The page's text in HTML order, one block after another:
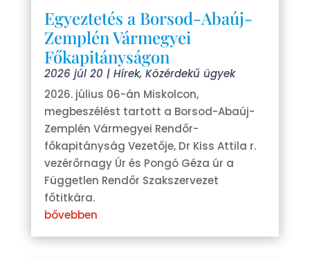
Egyeztetés a Borsod-Abaúj-
Zemplén Vármegyei
Főkapitányságon
2026 júl 20 | Hírek, Közérdekű ügyek
2026. július 06-án Miskolcon,
megbeszélést tartott a Borsod-Abaúj-
Zemplén Vármegyei Rendőr-
főkapitányság Vezetője, Dr Kiss Attila r.
vezérőrnagy Úr és Pongó Géza úr a
Független Rendőr Szakszervezet
főtitkára.
bővebben